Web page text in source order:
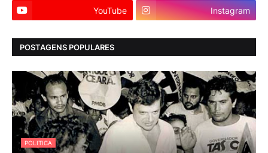
YouTube Instagram
POSTAGENS POPULARES
POLITICA